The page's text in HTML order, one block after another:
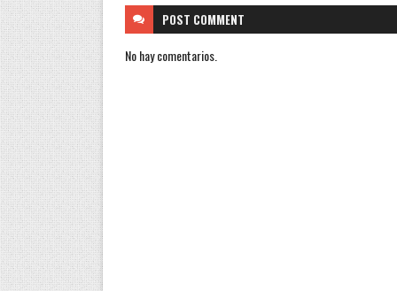
POST COMMENT
No hay comentarios.